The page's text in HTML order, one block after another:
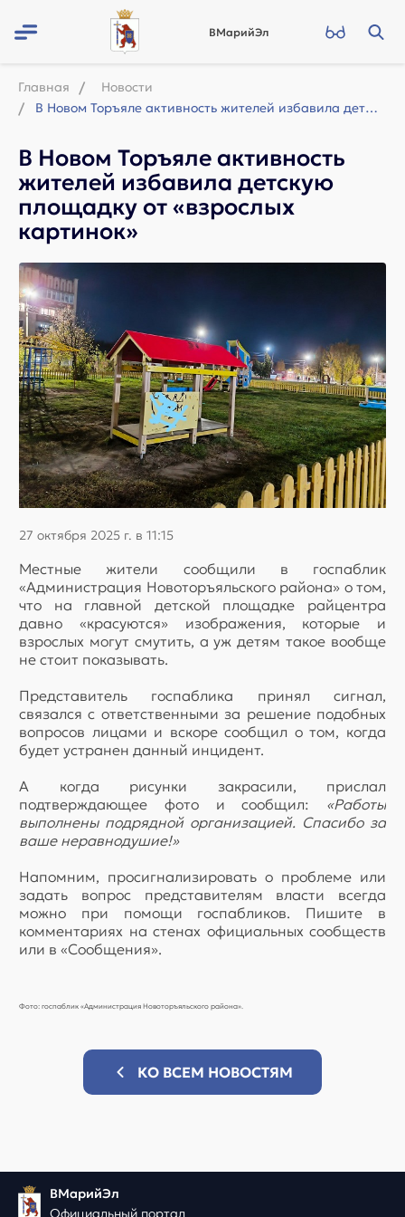
ВМарийЭл
Главная
Новости
В Новом Торъяле активность жителей избавила детскую площадку от «взрослых картин...
В Новом Торъяле активность
жителей избавила детскую
площадку от «взрослых
картинок»
27 октября 2025 г. в 11:15
Местные жители сообщили в госпаблик
«Администрация Новоторъяльского района» о том,
что на главной детской площадке райцентра
давно «красуются» изображения, которые и
взрослых могут смутить, а уж детям такое вообще
не стоит показывать.
Представитель госпаблика принял сигнал,
связался с ответственными за решение подобных
вопросов лицами и вскоре сообщил о том, когда
будет устранен данный инцидент.
А когда рисунки закрасили, прислал
подтверждающее фото и сообщил: «Работы
выполнены подрядной организацией. Спасибо за
ваше неравнодушие!»
Напомним, просигнализировать о проблеме или
задать вопрос представителям власти всегда
можно при помощи госпабликов. Пишите в
комментариях на стенах официальных сообществ
или в «Сообщения».
Фото: госпаблик «Администрация Новоторъяльского района».
КО ВСЕМ НОВОСТЯМ
ВМарийЭл
Официальный портал